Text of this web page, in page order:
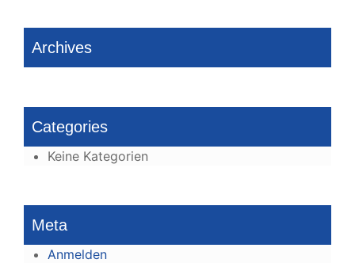
Archives
Categories
Keine Kategorien
Meta
Anmelden